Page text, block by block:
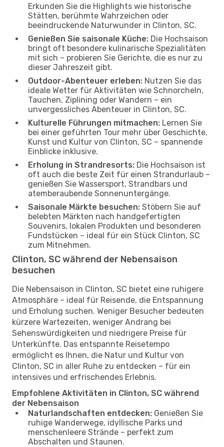
Erkunden Sie die Highlights wie historische
Stätten, berühmte Wahrzeichen oder
beeindruckende Naturwunder in Clinton, SC.
Genießen Sie saisonale Küche: Die Hochsaison
bringt oft besondere kulinarische Spezialitäten
mit sich – probieren Sie Gerichte, die es nur zu
dieser Jahreszeit gibt.
Outdoor-Abenteuer erleben: Nutzen Sie das
ideale Wetter für Aktivitäten wie Schnorcheln,
Tauchen, Ziplining oder Wandern – ein
unvergessliches Abenteuer in Clinton, SC.
Kulturelle Führungen mitmachen: Lernen Sie
bei einer geführten Tour mehr über Geschichte,
Kunst und Kultur von Clinton, SC – spannende
Einblicke inklusive.
Erholung in Strandresorts: Die Hochsaison ist
oft auch die beste Zeit für einen Strandurlaub –
genießen Sie Wassersport, Strandbars und
atemberaubende Sonnenuntergänge.
Saisonale Märkte besuchen: Stöbern Sie auf
belebten Märkten nach handgefertigten
Souvenirs, lokalen Produkten und besonderen
Fundstücken – ideal für ein Stück Clinton, SC
zum Mitnehmen.
Clinton, SC während der Nebensaison
besuchen
Die Nebensaison in Clinton, SC bietet eine ruhigere
Atmosphäre – ideal für Reisende, die Entspannung
und Erholung suchen. Weniger Besucher bedeuten
kürzere Wartezeiten, weniger Andrang bei
Sehenswürdigkeiten und niedrigere Preise für
Unterkünfte. Das entspannte Reisetempo
ermöglicht es Ihnen, die Natur und Kultur von
Clinton, SC in aller Ruhe zu entdecken – für ein
intensives und erfrischendes Erlebnis.
Empfohlene Aktivitäten in Clinton, SC während
der Nebensaison
Naturlandschaften entdecken: Genießen Sie
ruhige Wanderwege, idyllische Parks und
menschenleere Strände – perfekt zum
Abschalten und Staunen.